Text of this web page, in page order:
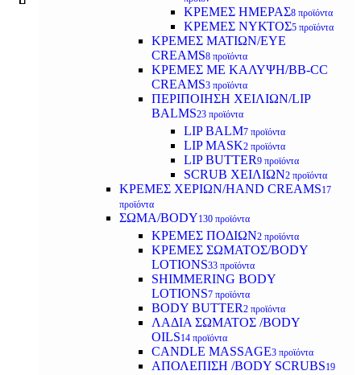
ΚΡΕΜΕΣ ΗΜΕΡΑΣ8 προϊόντα
ΚΡΕΜΕΣ ΝΥΚΤΟΣ5 προϊόντα
ΚΡΕΜΕΣ ΜΑΤΙΩΝ/EYE
CREAMS8 προϊόντα
ΚΡΕΜΕΣ ΜΕ ΚΑΛΥΨΗ/BB-CC
CREAMS3 προϊόντα
ΠΕΡΙΠΟΙΗΣΗ ΧΕΙΛΙΩΝ/LIP
BALMS23 προϊόντα
LIP BALM7 προϊόντα
LIP MASK2 προϊόντα
LIP BUTTER9 προϊόντα
SCRUB ΧΕΙΛΙΩΝ2 προϊόντα
ΚΡΕΜΕΣ ΧΕΡΙΩΝ/HAND CREAMS17
προϊόντα
ΣΩΜΑ/BODY130 προϊόντα
ΚΡΕΜΕΣ ΠΟΔΙΩΝ2 προϊόντα
ΚΡΕΜΕΣ ΣΩΜΑΤΟΣ/BODY
LOTIONS33 προϊόντα
SHIMMERING BODY
LOTIONS7 προϊόντα
BODY BUTTER2 προϊόντα
ΛΑΔΙΑ ΣΩΜΑΤΟΣ /BODY
OILS14 προϊόντα
CANDLE MASSAGE3 προϊόντα
ΑΠΟΛΕΠΙΣΗ /BODY SCRUBS19